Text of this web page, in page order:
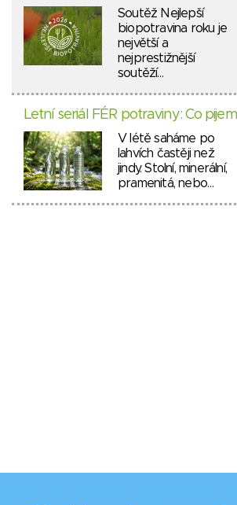
Soutěž Nejlepší
biopotravina roku je
největší a
nejprestižnější
soutěží…
Letní seriál FÉR potraviny: Co
V létě saháme po
lahvích častěji než
jindy. Stolní, minerální,
pramenitá, nebo…